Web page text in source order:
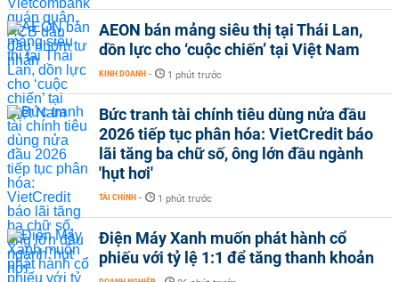
AEON bán mảng siêu thị tại Thái Lan,
dồn lực cho ‘cuộc chiến’ tại Việt Nam
KINH DOANH - 1 phút trước
Bức tranh tài chính tiêu dùng nửa đầu
2026 tiếp tục phân hóa: VietCredit báo
lãi tăng ba chữ số, ông lớn đầu ngành
'hụt hơi'
TÀI CHÍNH - 1 phút trước
Điện Máy Xanh muốn phát hành cổ
phiếu với tỷ lệ 1:1 để tăng thanh khoản